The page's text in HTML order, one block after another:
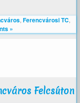
, Ferencvárosi TC,
»
Felcsúton